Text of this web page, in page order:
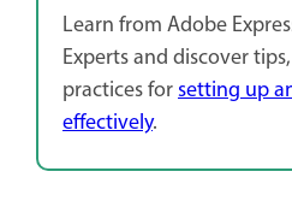
Learn from Adobe
Experts and discover
practices forsetting up
effectively.